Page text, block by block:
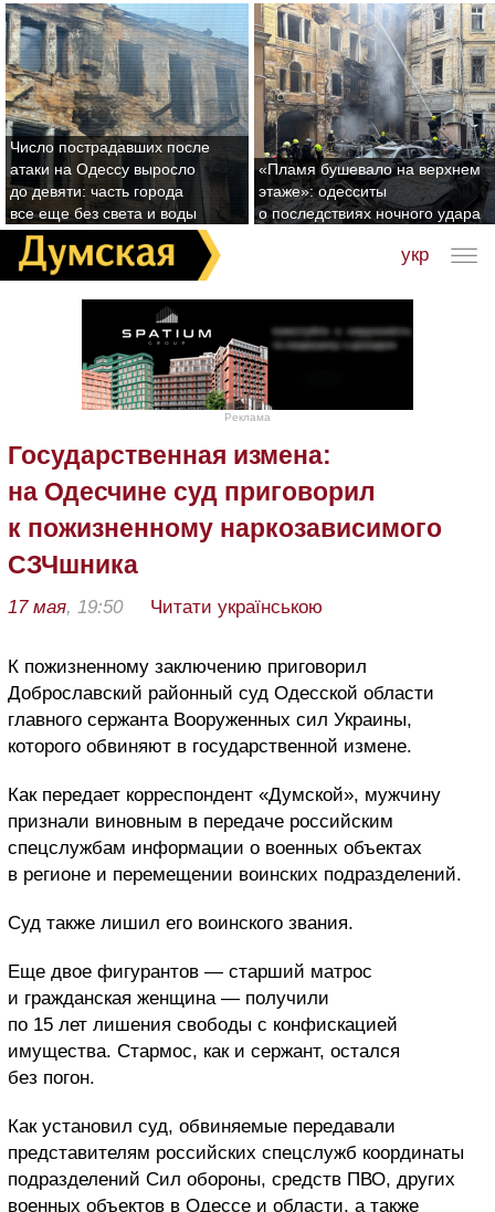
Число пострадавших после
атаки на Одессу выросло
до девяти: часть города
все еще без света и воды
«Пламя бушевало на верхнем
этаже»: одесситы
о последствиях ночного удара
укр
Реклама
Государственная измена:
на Одесчине суд приговорил
к пожизненному наркозависимого
СЗЧшника
17 мая, 19:50 Читати українською
К пожизненному заключению приговорил
Доброславский районный суд Одесской области
главного сержанта Вооруженных сил Украины,
которого обвиняют в государственной измене.
Как передает корреспондент «Думской», мужчину
признали виновным в передаче российским
спецслужбам информации о военных объектах
в регионе и перемещении воинских подразделений.
Суд также лишил его воинского звания.
Еще двое фигурантов — старший матрос
и гражданская женщина — получили
по 15 лет лишения свободы с конфискацией
имущества. Стармос, как и сержант, остался
без погон.
Как установил суд, обвиняемые передавали
представителям российских спецслужб координаты
подразделений Сил обороны, средств ПВО, других
военных объектов в Одессе и области, а также